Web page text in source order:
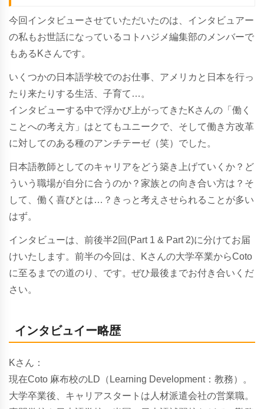
今回インタビューさせていただいたのは、インタビュアー
の私もお世話になっているコトハジメ編集部のメンバーで
もあるKさんです。
いくつかの日本語学校でのお仕事、アメリカと日本を行っ
たり来たりする生活、子育て…。
インタビューする中で浮かび上がってきたKさんの「働く
ことへの考え方」はとてもユニークで、そして働き方改革
に対してのある種のアンチテーゼ（笑）でした。
日本語教師としてのキャリアをどう築き上げていくか？ど
ういう職場が自分に合うのか？家族との向き合い方は？そ
して、働く喜びとは…？きっと考えさせられることが多い
はず。
インタビューは、前後半2回(Part 1 & Part 2)に分けてお届
けいたします。前半の今回は、Kさんの大学卒業からCoto
に至るまでの道のり、です。ぜひ最後までお付き合いくだ
さい。
インタビュイー略歴
Kさん：
現在Coto 麻布校のLD（Learning Development：教務）。
大学卒業後、キャリアスタートは人材派遣会社の営業職。